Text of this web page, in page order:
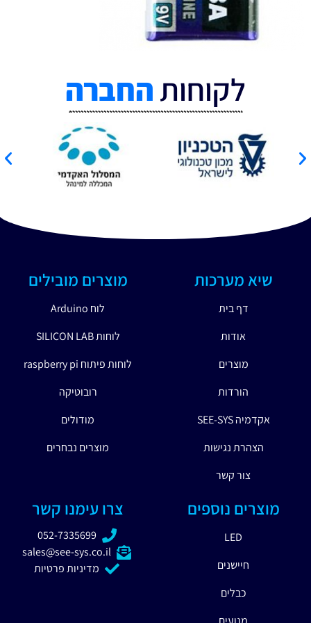
לקוחותהחברה
שיא מערכות
דף בית
אודות
מוצרים
הורדות
אקדמיה SEE-SYS
הצהרת נגישות
צור קשר
מוצרים מובילים
לוח Arduino
לוחות SILICON LAB
לוחות פיתוח raspberry pi
רובוטיקה
מודולים
מוצרים נבחרים
מוצרים נוספים
LED
חיישנים
כבלים
צרו עימנו קשר
052-7335699
sales@see-sys.co.il
מדיניות פרטיות